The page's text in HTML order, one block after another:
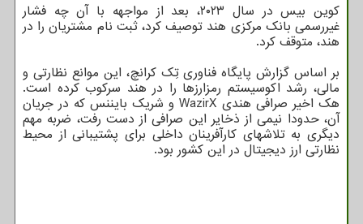
کوین بیس در سال ۲۰۲۳، بعد از مواجهه با آن چه فشار
غیررسمی بانک مرکزی هند توصیف کرد، ثبت نام مشتریان را در
هند، متوقف کرد.
بر اساس گزارش پایگاه فناوری تِک کرانچ، این موانع نظارتی و
مالی، رشد اکوسیستم رمزارزها را در هند سرکوب کرده است.
هک اخیر صرافی هندی WazirX و شریک بایننس که در جریان
آن، حدودا نیمی از ذخایر این صرافی از دست رفت، ضربه مهم
دیگری به تلاشهای کارآفرینان داخلی برای پشتیبانی از محیط
نظارتی ارز دیجیتال در این کشور بود.